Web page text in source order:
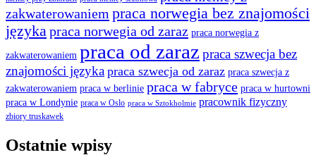
zakwaterowaniem praca norwegia bez znajomości
języka praca norwegia od zaraz praca norwegia z
zakwaterowaniem praca od zaraz praca szwecja bez
znajomości języka praca szwecja od zaraz praca szwecja z
zakwaterowaniem praca w berlinie praca w fabryce praca w hurtowni
praca w Londynie praca w Oslo praca w Sztokholmie pracownik fizyczny
zbiory truskawek
Ostatnie wpisy